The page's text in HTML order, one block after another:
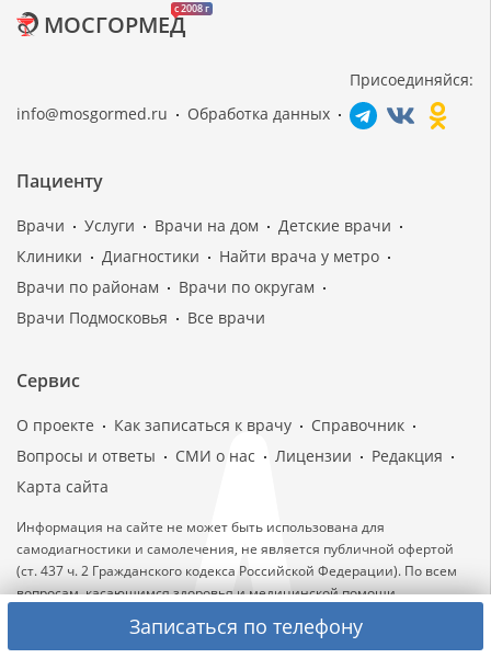
Записаться по телефону
c 2008 г
МОСГОРМЕД
info@mosgormed.ru Обработка данных
Присоединяйся:
Пациенту
Врачи Услуги Врачи на дом
Детские врачи
Клиники
Диагностики
Найти врача у метро
Врачи по районам
Врачи по округам
Врачи Подмосковья
Все врачи
Сервис
О проекте Как записаться к врачу
Справочник
Вопросы и ответы
СМИ о нас Лицензии
Редакция
Карта сайта
Информация на сайте не может быть использована для
самодиагностики и самолечения, не является публичной офертой
(ст. 437 ч. 2 Гражданского кодекса Российской Федерации). По всем
вопросам, касающимся здоровья и медицинской помощи,
обращайтесь непосредственно в медицинские учреждения.
Лицензии медицинских клиник: ЛО-77-01-014965 от 05.10.2017,